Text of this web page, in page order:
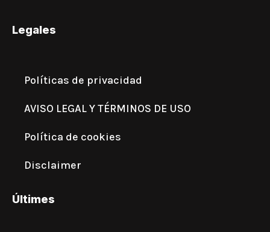
Legales
Políticas de privacidad
AVISO LEGAL Y TÉRMINOS DE USO
Política de cookies
Disclaimer
Últimes